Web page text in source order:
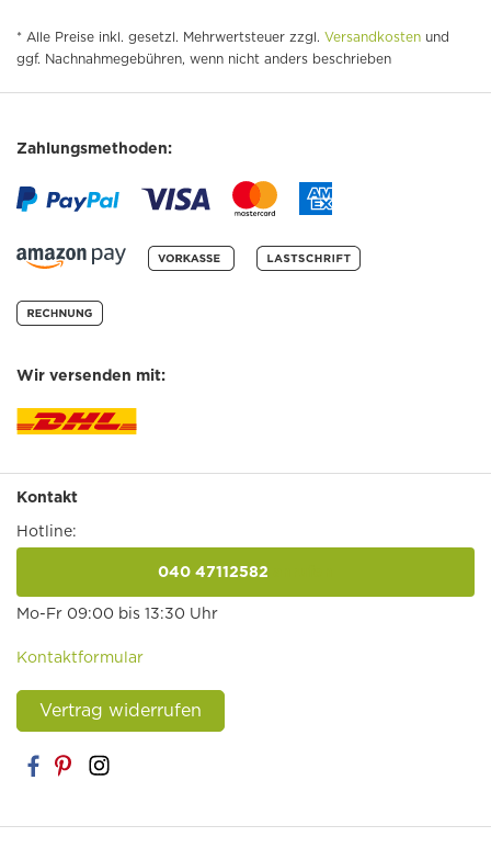
* Alle Preise inkl. gesetzl. Mehrwertsteuer zzgl. Versandkosten und
ggf. Nachnahmegebühren, wenn nicht anders beschrieben
Zahlungsmethoden:
Wir versenden mit:
Kontakt
Hotline:
040 47112582
Mo-Fr 09:00 bis 13:30 Uhr
Kontaktformular
Vertrag widerrufen